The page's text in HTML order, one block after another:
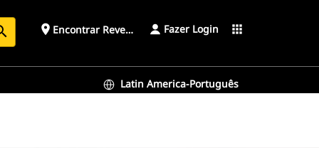
place Encontrar Revendedor Fazer Login apps
Latin America-Português